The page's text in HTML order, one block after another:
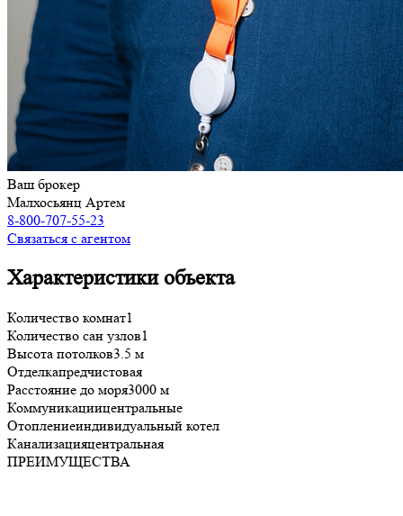
Ваш брокер
Малхосьянц Артем
8-800-707-55-23
Связаться с агентом
Характеристики объекта
Количество комнат1
Количество сан узлов1
Высота потолков3.5 м
Отделкапредчистовая
Расстояние до моря3000 м
Коммуникациицентральные
Отоплениеиндивидуальный котел
Канализацияцентральная
ПРЕИМУЩЕСТВА